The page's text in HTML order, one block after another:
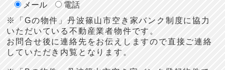
メール
電話
※「Gの物件」丹波篠山市空き家バンク制度に協力
いただいている不動産業者物件です。
お問合せ後に連絡先をお伝えしますので直接ご連絡
していただき内覧となります。